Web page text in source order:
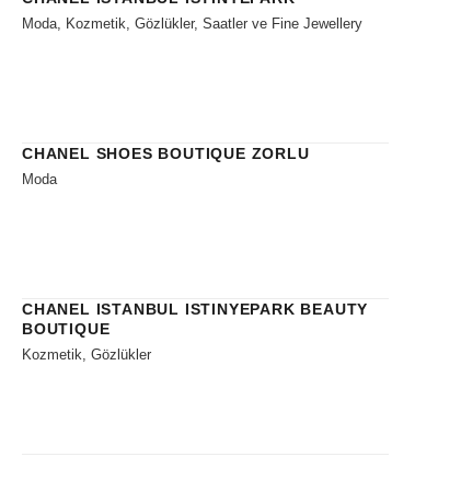
Moda, Kozmetik, Gözlükler, Saatler ve Fine Jewellery
CHANEL SHOES BOUTIQUE ZORLU
Moda
CHANEL ISTANBUL ISTINYEPARK BEAUTY
BOUTIQUE
Kozmetik, Gözlükler